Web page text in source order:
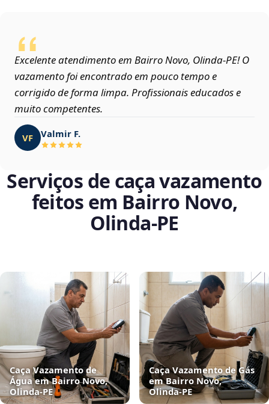
Excelente atendimento em Bairro Novo, Olinda‑PE! O
vazamento foi encontrado em pouco tempo e
corrigido de forma limpa. Profissionais educados e
muito competentes.
VF Valmir F.
Serviços de caça vazamento
feitos em Bairro Novo,
Olinda‑PE
Caça Vazamento de
Água em Bairro Novo,
Olinda‑PE
Caça Vazamento de Gás
em Bairro Novo,
Olinda‑PE